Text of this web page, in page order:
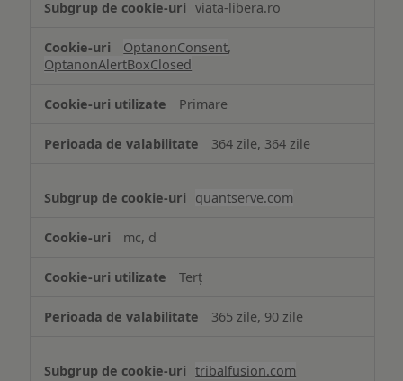
viata-libera.ro
OptanonConsent,
OptanonAlertBoxClosed
Primare
364 zile, 364 zile
quantserve.com
mc, d
Terț
365 zile, 90 zile
tribalfusion.com